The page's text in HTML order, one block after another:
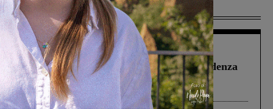
Più lette
Figline Incisa Valdarno 1 Agosto 2026
Piscina di Figline finanziata oltre la scadenza
Pnrr, il gruppo di Fratelli d’Italia: “Un
ringraziamento al Governo”